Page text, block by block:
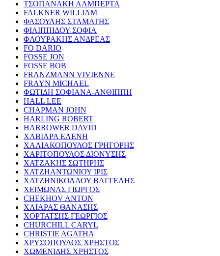
ΤΣΟΠΑΝΑΚΗ ΑΛΜΠΕΡΤΑ
FALKNER WILLIAM
ΦΑΣΟΥΛΗΣ ΣΤΑΜΑΤΗΣ
ΦΙΛΙΠΠΙΔΟΥ ΣΟΦΙΑ
ΦΛΟΥΡΑΚΗΣ ΑΝΔΡΕΑΣ
FO DARIO
FOSSE JON
FOSSE BOB
FRANZMANN VIVIENNE
FRAYN MICHAEL
ΦΩΤΙΔΗ ΣΟΦΙΑΝΑ-ΑΝΘΙΠΠΗ
HALL LEE
CHAPMAN JOHN
HARLING ROBERT
HARROWER DAVID
ΧΑΒΙΑΡΑ ΕΛΕΝΗ
ΧΑΛΙΑΚΟΠΟΥΛΟΣ ΓΡΗΓΟΡΗΣ
ΧΑΡΙΤΟΠΟΥΛΟΣ ΔΙΟΝΥΣΗΣ
ΧΑΤΖΑΚΗΣ ΣΩΤΗΡΗΣ
ΧΑΤΖΗΑΝΤΩΝΙΟΥ ΙΡΙΣ
ΧΑΤΖΗΝΙΚΟΛΑΟΥ ΒΑΓΓΕΛΗΣ
ΧΕΙΜΩΝΑΣ ΓΙΩΡΓΟΣ
CHEKHOV ANTON
ΧΛΙΑΡΑΣ ΘΑΝΑΣΗΣ
ΧΟΡΤΑΤΣΗΣ ΓΕΩΡΓΙΟΣ
CHURCHILL CARYL
CHRISTIE AGATHA
ΧΡΥΣΟΠΟΥΛΟΣ ΧΡΗΣΤΟΣ
ΧΩΜΕΝΙΔΗΣ ΧΡΗΣΤΟΣ